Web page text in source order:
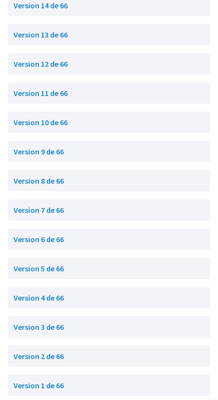
Version 14 de 66
Version 13 de 66
Version 12 de 66
Version 11 de 66
Version 10 de 66
Version 9 de 66
Version 8 de 66
Version 7 de 66
Version 6 de 66
Version 5 de 66
Version 4 de 66
Version 3 de 66
Version 2 de 66
Version 1 de 66